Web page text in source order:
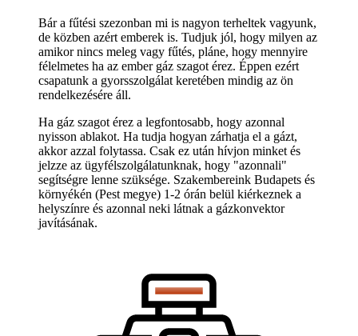
Bár a fűtési szezonban mi is nagyon terheltek vagyunk,
de közben azért emberek is. Tudjuk jól, hogy milyen az
amikor nincs meleg vagy fűtés, pláne, hogy mennyire
félelmetes ha az ember gáz szagot érez. Éppen ezért
csapatunk a gyorsszolgálat keretében mindig az ön
rendelkezésére áll.
Ha gáz szagot érez a legfontosabb, hogy azonnal
nyisson ablakot. Ha tudja hogyan zárhatja el a gázt,
akkor azzal folytassa. Csak ez után hívjon minket és
jelzze az ügyfélszolgálatunknak, hogy "azonnali"
segítségre lenne szüksége. Szakembereink Budapets és
környékén (Pest megye) 1-2 órán belül kiérkeznek a
helyszínre és azonnal neki látnak a gázkonvektor
javításának.